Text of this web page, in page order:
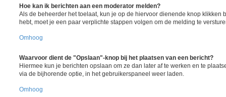
Hoe kan ik berichten aan een moderator melden?
Als de beheerder het toelaat, kun je op de hiervoor dienende knop klikken
hebt, moet je een paar verplichte stappen volgen om de melding te
Omhoog
Waarvoor dient de "Opslaan"-knop bij het plaatsen van een bericht?
Hiermee kun je berichten opslaan om ze dan later af te werken en te
via de bijhorende optie, in het gebruikerspaneel weer laden.
Omhoog